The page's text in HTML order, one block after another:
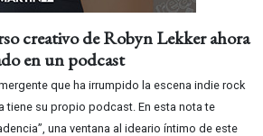
creativo de Robyn Lekker ahora
en un podcast
que ha irrumpido la escena indie rock
tiene su propio podcast. En esta nota te
una ventana al ideario íntimo de este